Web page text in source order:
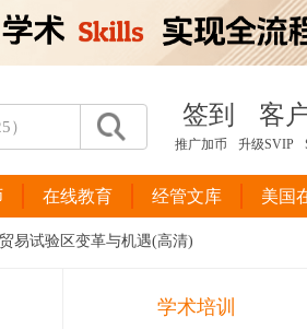
签到 客
推广加币
升级SVIP
在线教育 经管文库 美国
易试验区变革与机遇(高清)
学术培训